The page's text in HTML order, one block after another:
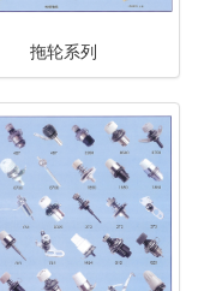
拖轮系列